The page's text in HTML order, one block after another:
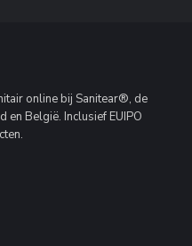
online bij Sanitear®, de
en België. Inclusief EUIPO